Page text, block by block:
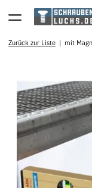
Zurück zur Liste mit